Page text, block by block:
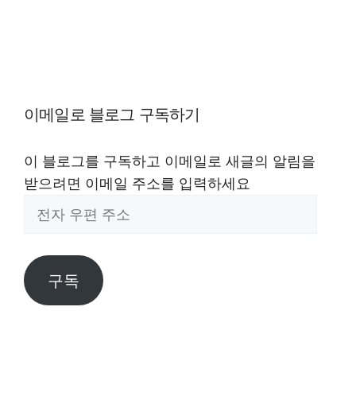
이메일로 블로그 구독하기
이 블로그를 구독하고 이메일로 새글의 알림을
받으려면 이메일 주소를 입력하세요
편
주
구독